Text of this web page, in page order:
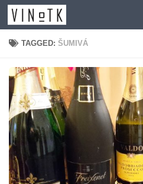
Skip to content
TAGGED:ŠUMIVÁ